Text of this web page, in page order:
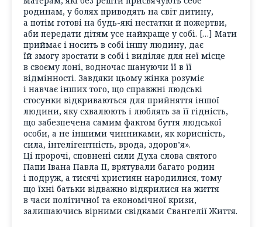
родинам, у болях приводять на світ дитину,
а потім готові на будь-які нестатки й пожертви,
аби передати дітям усе найкраще у собі. […] Мати
приймає і носить в собі іншу людину, дає
їй змогу зростати в собі і виділяє для неї місце
в своєму лоні, водночас шануючи її в її
відмінності. Завдяки цьому жінка розуміє
і навчає інших того, що справжні людські
стосунки відкриваються для прийняття іншої
людини, яку схвалюють і люблять за її гідність,
що забезпечена самим фактом буття людської
особи, а не іншими чинниками, як корисність,
сила, інтелігентність, врода, здоров’я».
Ці пророчі, сповнені сили Духа слова святого
Папи Івана Павла ІI, врятували багато родин
і подруж, а тисячі християн народилися, тому
що їхні батьки відважно відкрилися на життя
в часи політичної та економічної кризи,
залишаючись вірними свідками Євангелії Життя.